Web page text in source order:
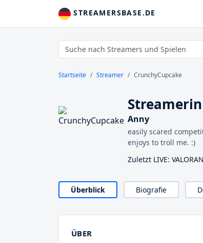
STREAMERSBASE.DE
Startseite Streamer CrunchyCupcake
Anny
easily scared
enjoys to troll me. :)
Zuletzt LIVE:
Überblick Biografie
ÜBER